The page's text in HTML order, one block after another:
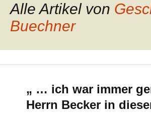
Alle Artikel von
Buechner
„ … ich war immer
Herrn Becker in